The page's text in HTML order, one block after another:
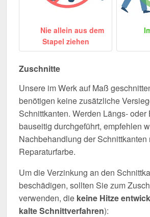
Nie allein aus dem
Stapel ziehen
Zuschnitte
Unsere im Werk auf Maß
benötigen keine zusätzliche
Schnittkanten. Werden Längs- oder
bauseitig durchgeführt, empfehlen
Nachbehandlung der Schnittkanten
Reparaturfarbe.
Um die Verzinkung an den
beschädigen, sollten Sie zum
verwenden, die keine Hitze
kalte Schnittverfahren):